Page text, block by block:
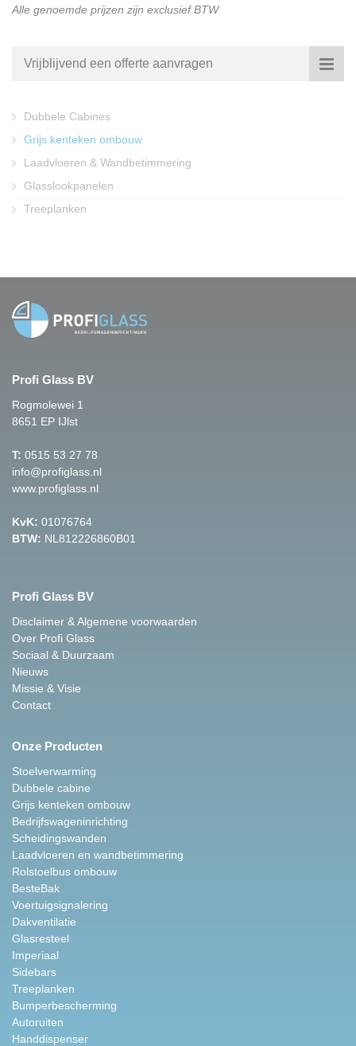
Alle genoemde prijzen zijn exclusief BTW
Vrijblijvend een offerte aanvragen
Dubbele Cabines
Grijs kenteken ombouw
Laadvloeren & Wandbetimmering
Glasslookpanelen
Treeplanken
Profi Glass BV
Rogmolewei 1
8651 EP IJlst
T: 0515 53 27 78
info@profiglass.nl
www.profiglass.nl
KvK: 01076764
BTW: NL812226860B01
Profi Glass BV
Disclaimer & Algemene voorwaarden
Over Profi Glass
Sociaal & Duurzaam
Nieuws
Missie & Visie
Contact
Onze Producten
Stoelverwarming
Dubbele cabine
Grijs kenteken ombouw
Bedrijfswageninrichting
Scheidingswanden
Laadvloeren en wandbetimmering
Rolstoelbus ombouw
BesteBak
Voertuigsignalering
Dakventilatie
Glasresteel
Imperiaal
Sidebars
Treeplanken
Bumperbescherming
Autoruiten
Handdispenser